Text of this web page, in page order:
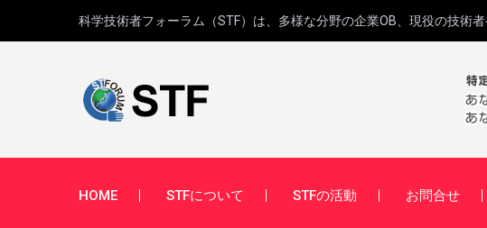
科学技術者フォーラム（STF）は、多様な分野の企業OB、現役の技術
HOME STFについて STFの活動 お問合せ